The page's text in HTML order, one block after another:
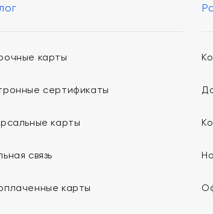
карты
сертификаты
карты
связь
карты